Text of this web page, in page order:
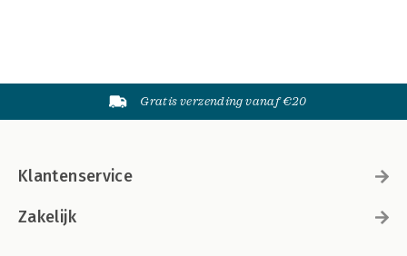
Gratis verzending vanaf €20
Klantenservice
Zakelijk